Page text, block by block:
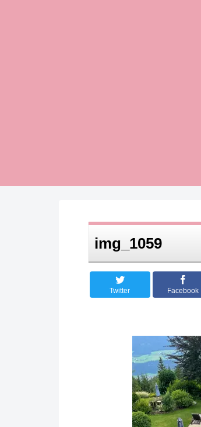
img_1059
Twitter Facebook